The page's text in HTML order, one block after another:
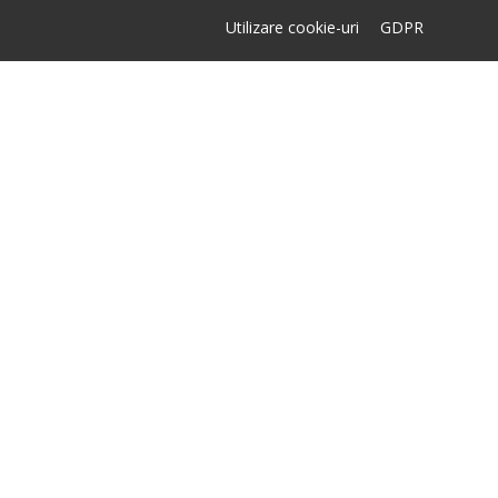
Utilizare cookie-uri GDPR